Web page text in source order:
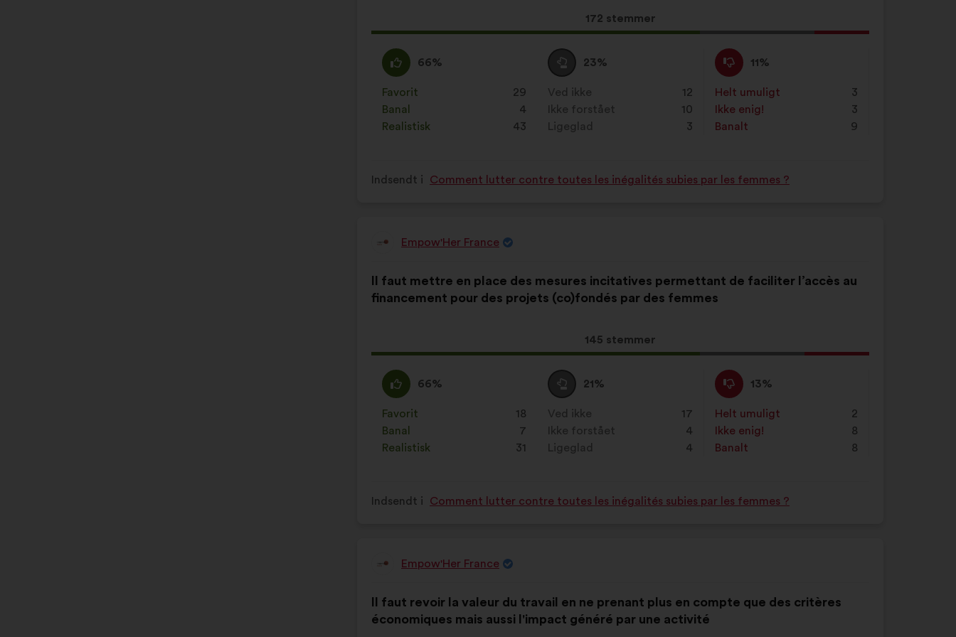
Dette
forslag
opnået:
172 stemmer
Enig
:
66%
Dette
forslag
er
kvalificeret
som:
Favorit
: 29
gang
Banal
: 4
gang
Realistisk
: 43
gang
Neutral
:
23%
Dette
forslag
er
kvalificeret
som:
Ved ikke
: 12
gang
Ikke forstået
10
gang
Ligeglad
3
gang
Ikke
enig
:
11%
Dette
forslag
er
kvalificeret
som:
Helt umuligt
: 3
gang
Ikke enig!
3
gang
Banalt
: 9
gang
Indsendt i Comment lutter contre toutes les inégalités subies par les femmes ?
Forslag
Empow'Her France
indhold:
Il faut mettre en place des mesures incitatives permettant de faciliter l’accès au
financement pour des projets (co)fondés par des femmes
Dette
forslag
opnået:
145 stemmer
følgende
fordeling:
Enig
:
66%
Dette
forslag
er
kvalificeret
som:
Favorit
: 18
gang
Banal
: 7
gang
Realistisk
: 31
gang
Neutral
:
21%
Dette
forslag
er
kvalificeret
som:
Ved ikke
: 17
gang
Ikke forstået
4
gang
Ligeglad
4
gang
Ikke
enig
:
13%
Dette
forslag
er
kvalificeret
som:
Helt umuligt
: 2
gang
Ikke enig!
8
gang
Banalt
: 8
gang
Indsendt i Comment lutter contre toutes les inégalités subies par les femmes ?
Forslag
Empow'Her France
indhold:
Il faut revoir la valeur du travail en ne prenant plus en compte que des critères
économiques mais aussi l'impact généré par une activité
følgende
fordeling: